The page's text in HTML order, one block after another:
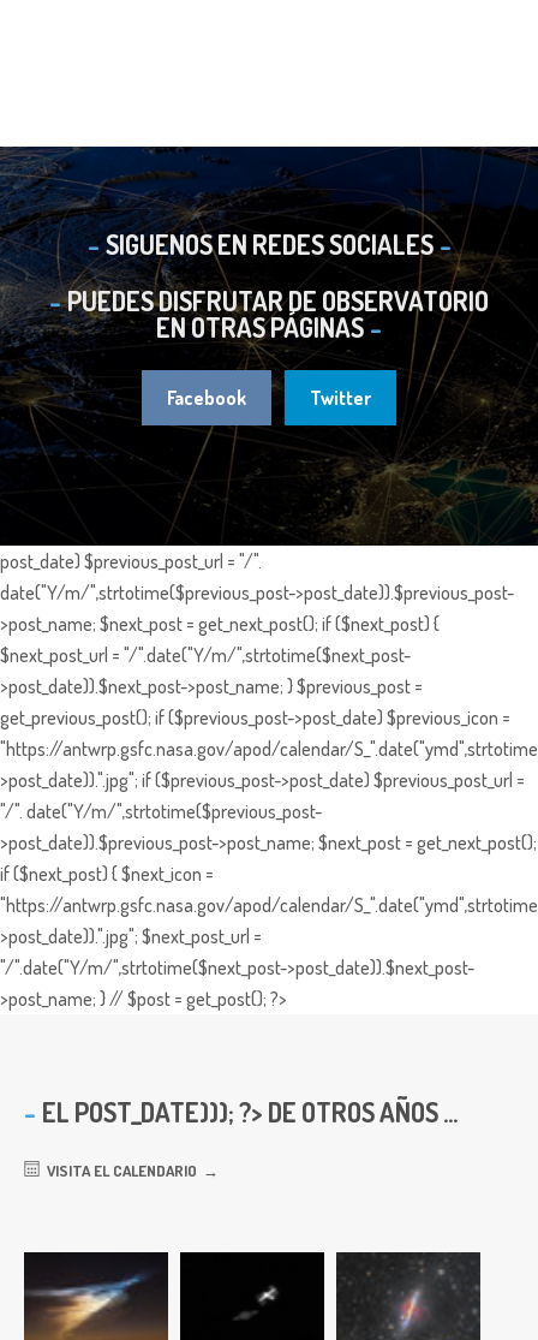
SIGUENOS EN REDES SOCIALES
PUEDES DISFRUTAR DE OBSERVATORIO
EN OTRAS PÁGINAS
Facebook Twitter
post_date) $previous_post_url = "/".
date("Y/m/",strtotime($previous_post->post_date)).$previous_post-
>post_name; $next_post = get_next_post(); if ($next_post) {
$next_post_url = "/".date("Y/m/",strtotime($next_post-
>post_date)).$next_post->post_name; } $previous_post =
get_previous_post(); if ($previous_post->post_date) $previous_icon =
"https://antwrp.gsfc.nasa.gov/apod/calendar/
>post_date)).".jpg"; if ($previous_post->post_date) $previous_post_url =
"/". date("Y/m/",strtotime($previous_post-
>post_date)).$previous_post->post_name; $next_post = get_next_post();
if ($next_post) { $next_icon =
"https://antwrp.gsfc.nasa.gov/apod/calendar/
>post_date)).".jpg"; $next_post_url =
"/".date("Y/m/",strtotime($next_post->post_date)).$next_post-
>post_name; } // $post = get_post(); ?>
EL POST_DATE))); ?> DE OTROS AÑOS ...
VISITA EL CALENDARIO